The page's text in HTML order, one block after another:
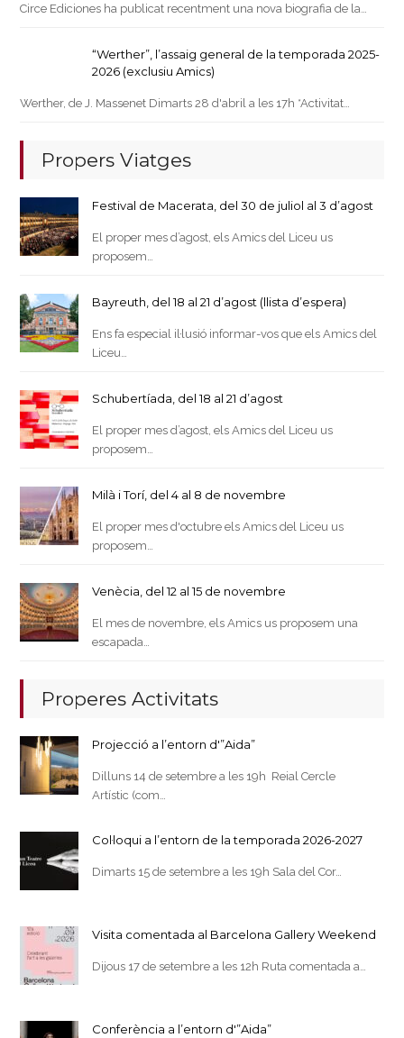
Circe Ediciones ha publicat recentment una nova biografia de la…
“Werther”, l’assaig general de la temporada 2025-
2026 (exclusiu Amics)
Werther, de J. Massenet Dimarts 28 d'abril a les 17h *Activitat…
Propers Viatges
Festival de Macerata, del 30 de juliol al 3 d’agost
El proper mes d’agost, els Amics del Liceu us
proposem…
Bayreuth, del 18 al 21 d’agost (llista d’espera)
Ens fa especial il·lusió informar-vos que els Amics del
Liceu…
Schubertíada, del 18 al 21 d’agost
El proper mes d’agost, els Amics del Liceu us
proposem…
Milà i Torí, del 4 al 8 de novembre
El proper mes d'octubre els Amics del Liceu us
proposem…
Venècia, del 12 al 15 de novembre
El mes de novembre, els Amics us proposem una
escapada…
Properes Activitats
Projecció a l’entorn d'”Aida”
Dilluns 14 de setembre a les 19h Reial Cercle
Artístic (com…
Col·loqui a l’entorn de la temporada 2026-2027
Dimarts 15 de setembre a les 19h Sala del Cor…
Visita comentada al Barcelona Gallery Weekend
Dijous 17 de setembre a les 12h Ruta comentada a…
Conferència a l’entorn d'”Aida”